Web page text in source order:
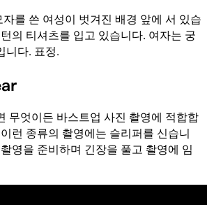
를 쓴 여성이 벗겨진 배경 앞에 서 있습
의 티셔츠를 입고 있습니다. 여자는 궁
니다. 표정.
무엇이든 바스트업 사진 촬영에 적합합
런 종류의 촬영에는 슬리퍼를 신습니
영을 준비하며 긴장을 풀고 촬영에 임